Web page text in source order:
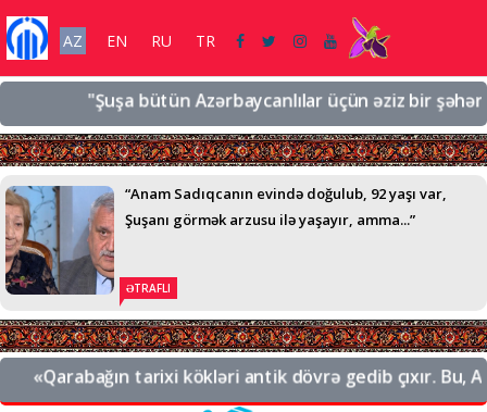
AZ EN RU TR
"Şuşa bütün Azərbaycanlılar üçün əziz bir
“Anam Sadıqcanın evində doğulub, 92 yaşı var,
Şuşanı görmək arzusu ilə yaşayır, amma...”
ƏTRAFLI
«Qarabağın tarixi kökləri antik dövrə gedib çıxır. Bu,